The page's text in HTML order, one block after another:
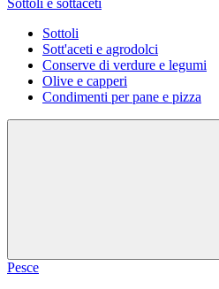
Sottoli e sottaceti
Sottoli
Sott'aceti e agrodolci
Conserve di verdure e legumi
Olive e capperi
Condimenti per pane e pizza
Pesce